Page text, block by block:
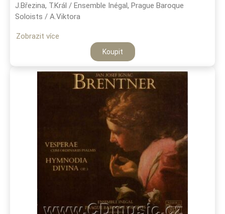
J.Březina, T.Král / Ensemble Inégal, Prague Baroque
Soloists / A.Viktora
Zobrazit více
Koupit